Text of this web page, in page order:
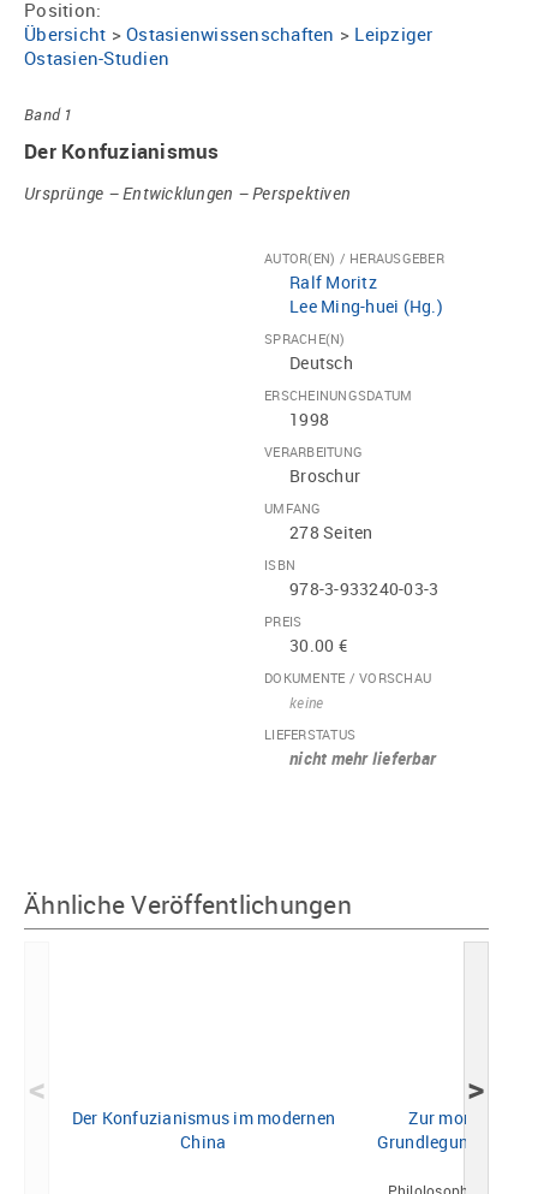
Position:
Übersicht > Ostasienwissenschaften > Leipziger
Ostasien-Studien
Band 1
Der Konfuzianismus
Ursprünge – Entwicklungen – Perspektiven
AUTOR(EN) / HERAUSGEBER
Ralf Moritz
Lee Ming-huei (Hg.)
SPRACHE(N)
Deutsch
ERSCHEINUNGSDATUM
1998
VERARBEITUNG
Broschur
UMFANG
278 Seiten
ISBN
978-3-933240-03-3
PREIS
30.00 €
DOKUMENTE / VORSCHAU
keine
LIEFERSTATUS
nicht mehr lieferbar
Ähnliche Veröffentlichungen
Der Konfuzianismus im modernen
China
Zur
Grundlegung einer
< >